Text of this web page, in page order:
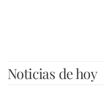
Noticias de hoy